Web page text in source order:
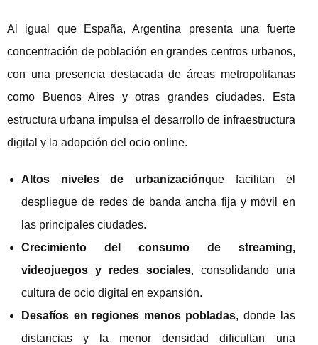
Al igual que España, Argentina presenta una fuerte
concentración de población en grandes centros urbanos,
con una presencia destacada de áreas metropolitanas
como Buenos Aires y otras grandes ciudades. Esta
estructura urbana impulsa el desarrollo de infraestructura
digital y la adopción del ocio online.
Altos niveles de urbanizaciónque facilitan el
despliegue de redes de banda ancha fija y móvil en
las principales ciudades.
Crecimiento del consumo de streaming,
videojuegos y redes sociales, consolidando una
cultura de ocio digital en expansión.
Desafíos en regiones menos pobladas, donde las
distancias y la menor densidad dificultan una